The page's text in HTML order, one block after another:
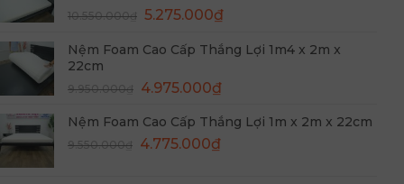
10.550.000₫ Giá
là:
5.275.000₫Giá
tại
Nệm Foam Cao Cấp Thắng Lợi 1m4 x 2m x
22cm
9.950.000₫ Giá
là:
9.950.000₫.
4.975.000₫Giá
tại
là:
Nệm Foam Cao Cấp Thắng Lợi 1m x 2m x 22cm
9.550.000₫ Giá
4.775.000₫Giá